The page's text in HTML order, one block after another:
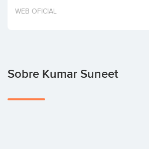
Invertir
WEB OFICIAL
Sobre Kumar Suneet